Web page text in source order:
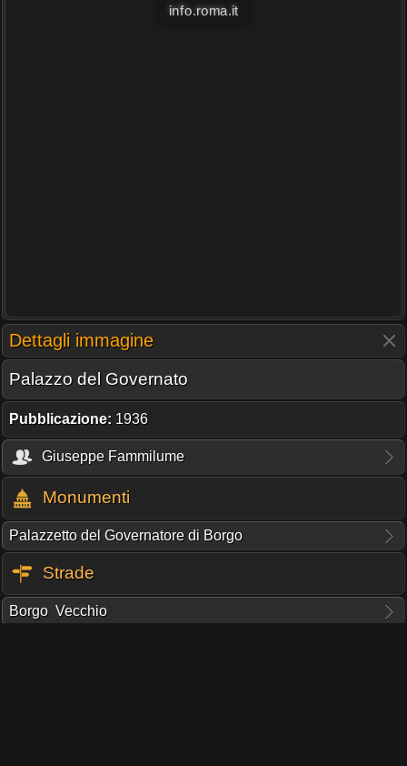
info.roma.it
Dettagli immagine
Palazzo del Governato
Pubblicazione: 1936
Giuseppe Fammilume
Monumenti
Palazzetto del Governatore di Borgo
Strade
Borgo Vecchio